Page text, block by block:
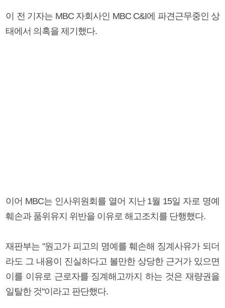
이 전 기자는 MBC 자회사인 MBC C&I에 파견근무중인 상
태에서 의혹을 제기했다.
이어 MBC는 인사위원회를 열어 지난 1월 15일 자로 명예
훼손과 품위유지 위반을 이유로 해고조치를 단행했다.
재판부는 "원고가 피고의 명예를 훼손해 징계사유가 되더
라도 그 내용이 진실하다고 볼만한 상당한 근거가 있으면
이를 이유로 근로자를 징계해고까지 하는 것은 재량권을
일탈한 것"이라고 판단했다.